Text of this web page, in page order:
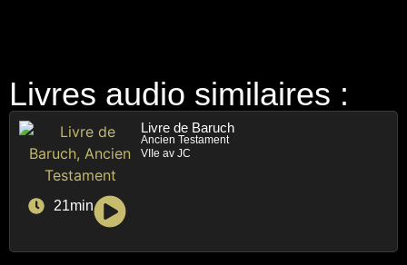
Livres audio similaires :
Livre de Baruch
Ancien Testament
VIIe av JC
21min